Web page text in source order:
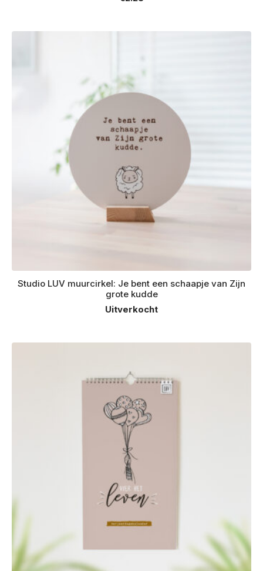
Studio LUV muurcirkel: Je bent een schaapje van Zijn
grote kudde
Uitverkocht